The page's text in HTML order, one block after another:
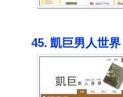
45. 凱巨男人世界